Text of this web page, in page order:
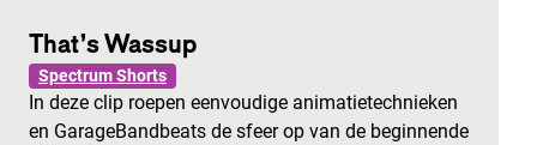
That’s Wassup
Spectrum Shorts
In deze clip roepen eenvoudige animatietechnieken
en GarageBandbeats de sfeer op van de beginnende